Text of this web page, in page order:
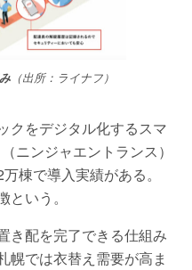
（出所：ライナフ）
クをデジタル化するスマ
ニンジャエントランス）
棟で導入実績がある。
いう。
き配を完了できる仕組み
幌では衣替え需要が高ま